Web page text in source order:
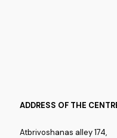
ADDRESS OF THE
Atbrivoshanas alley 174,